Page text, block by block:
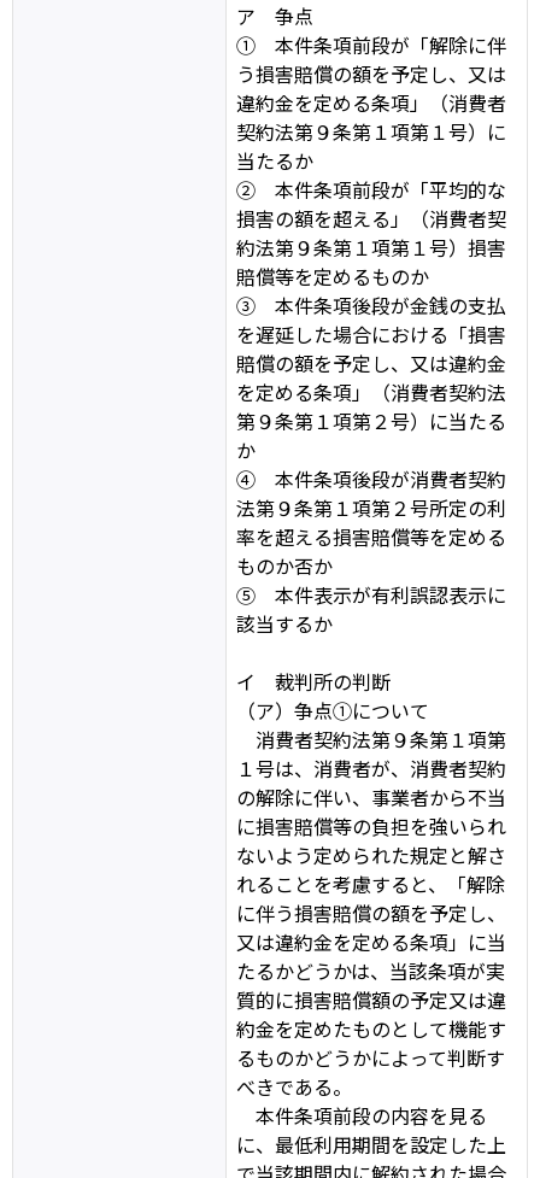
ア 争点
① 本件条項前段が「解除に伴
う損害賠償の額を予定し、又は
違約金を定める条項」（消費者
契約法第９条第１項第１号）に
当たるか
② 本件条項前段が「平均的な
損害の額を超える」（消費者契
約法第９条第１項第１号）損害
賠償等を定めるものか
③ 本件条項後段が金銭の支払
を遅延した場合における「損害
賠償の額を予定し、又は違約金
を定める条項」（消費者契約法
第９条第１項第２号）に当たる
か
④ 本件条項後段が消費者契約
法第９条第１項第２号所定の利
率を超える損害賠償等を定める
ものか否か
⑤ 本件表示が有利誤認表示に
該当するか
イ 裁判所の判断
（ア）争点①について
消費者契約法第９条第１項第
１号は、消費者が、消費者契約
の解除に伴い、事業者から不当
に損害賠償等の負担を強いられ
ないよう定められた規定と解さ
れることを考慮すると、「解除
に伴う損害賠償の額を予定し、
又は違約金を定める条項」に当
たるかどうかは、当該条項が実
質的に損害賠償額の予定又は違
約金を定めたものとして機能す
るものかどうかによって判断す
べきである。
本件条項前段の内容を見る
に、最低利用期間を設定した上